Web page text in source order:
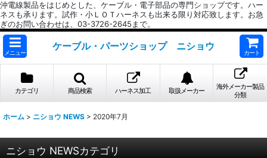
沖電線製品をはじめとした、ケーブル・電子部品の専門ショップです。ハー
ネスも承ります。試作・小ＬＯＴハーネスも出来る限り対応致します。お急
ぎのお問い合わせは、03-3726-2645まで。
メニュー
ケーブル・パーツショップ ニショウ
カート
カテゴリ 商品検索 ハーネス加工 取扱メーカー
海外メーカー製品
分類
ホーム > ニショウ NEWS > 2020年7月
ニショウ NEWSカテゴリ